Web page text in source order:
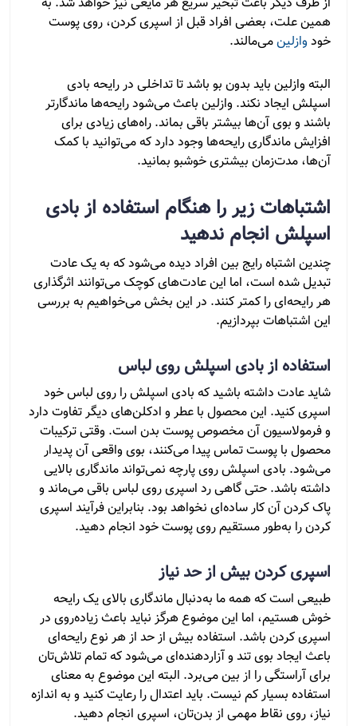
همین علت، بعضی افراد قبل از اسپری کردن، روی پوست
خود وازلینمی‌مالند.
البته وازلین باید بدون بو باشد تا تداخلی در رایحه بادی
اسپلش ایجاد نکند. وازلین باعث می‌شود رایحه‌ها ماندگارتر
باشند و بوی آن‌ها بیشتر باقی بماند. راه‌های زیادی برای
افزایش ماندگاری رایحه‌ها وجود دارد که می‌توانید با کمک
آن‌ها، مدت‌زمان بیشتری خوشبو بمانید.
اشتباهات زیر را هنگام استفاده از بادی
اسپلش انجام ندهید
چندین اشتباه رایج بین افراد دیده می‌شود که به یک عادت
تبدیل شده است، اما این عادت‌های کوچک می‌توانند اثرگذاری
هر رایحه‌ای را کمتر کنند. در این بخش می‌خواهیم به بررسی
این اشتباهات بپردازیم.
استفاده از بادی اسپلش روی لباس
شاید عادت داشته باشید که بادی اسپلش را روی لباس خود
اسپری کنید. این محصول با عطر و ادکلن‌های دیگر تفاوت دارد
و فرمولاسیون آن مخصوص پوست بدن است. وقتی ترکیبات
محصول با پوست تماس پیدا می‌کنند، بوی واقعی آن پدیدار
می‌شود. بادی اسپلش روی پارچه نمی‌تواند ماندگاری بالایی
داشته باشد. حتی گاهی رد اسپری روی لباس باقی می‌ماند و
پاک کردن آن کار ساده‌ای نخواهد بود. بنابراین فرآیند اسپری
کردن را به‌طور مستقیم روی پوست خود انجام دهید.
اسپری کردن بیش از حد نیاز
طبیعی است که همه ما به‌دنبال ماندگاری بالای یک رایحه
خوش هستیم، اما این موضوع هرگز نباید باعث زیاده‌روی در
اسپری کردن باشد. استفاده بیش از حد از هر نوع رایحه‌ای
باعث ایجاد بوی تند و آزاردهنده‌ای می‌شود که تمام تلاش‌تان
برای آراستگی را از بین می‌برد. البته این موضوع به معنای
استفاده بسیار کم نیست. باید اعتدال را رعایت کنید و به اندازه
نیاز، روی نقاط مهمی از بدن‌تان، اسپری انجام دهید.